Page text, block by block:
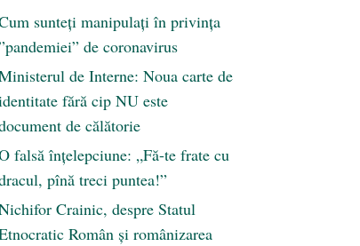
sunteți manipulați în privința
de coronavirus
de Interne: Noua carte de
fără cip NU este
de călătorie
falsă înțelepciune: „Fă-te frate cu
pînă treci puntea!”
Crainic, despre Statul
Român şi românizarea